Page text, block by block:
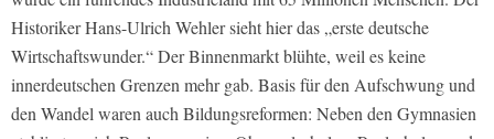
Historiker Hans-Ulrich Wehler sieht hier das „erste deutsche
Wirtschaftswunder.“ Der Binnenmarkt blühte, weil es keine
innerdeutschen Grenzen mehr gab. Basis für den Aufschwung und
den Wandel waren auch Bildungsreformen: Neben den Gymnasien